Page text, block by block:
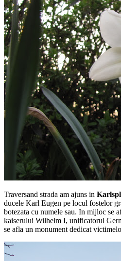
Traversand strada am ajuns in
ducele Karl Eugen pe locul fostelor
botezata cu numele sau. In mijloc se
kaiserului Wilhelm I, unificatorul
se afla un monument dedicat